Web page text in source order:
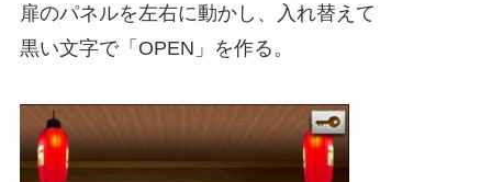
扉のパネルを左右に動かし、入れ替えて
黒い文字で「OPEN」を作る。